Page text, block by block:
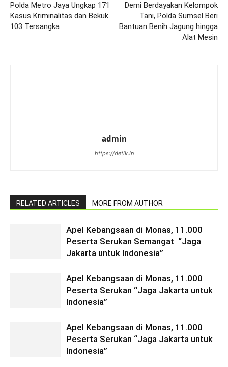
Polda Metro Jaya Ungkap 171
Kasus Kriminalitas dan Bekuk
103 Tersangka
Demi Berdayakan Kelompok
Tani, Polda Sumsel Beri
Bantuan Benih Jagung hingga
Alat Mesin
admin
https://detik.in
RELATED ARTICLES MORE FROM AUTHOR
Apel Kebangsaan di Monas, 11.000
Peserta Serukan Semangat “Jaga
Jakarta untuk Indonesia”
Apel Kebangsaan di Monas, 11.000
Peserta Serukan “Jaga Jakarta untuk
Indonesia”
Apel Kebangsaan di Monas, 11.000
Peserta Serukan “Jaga Jakarta untuk
Indonesia”